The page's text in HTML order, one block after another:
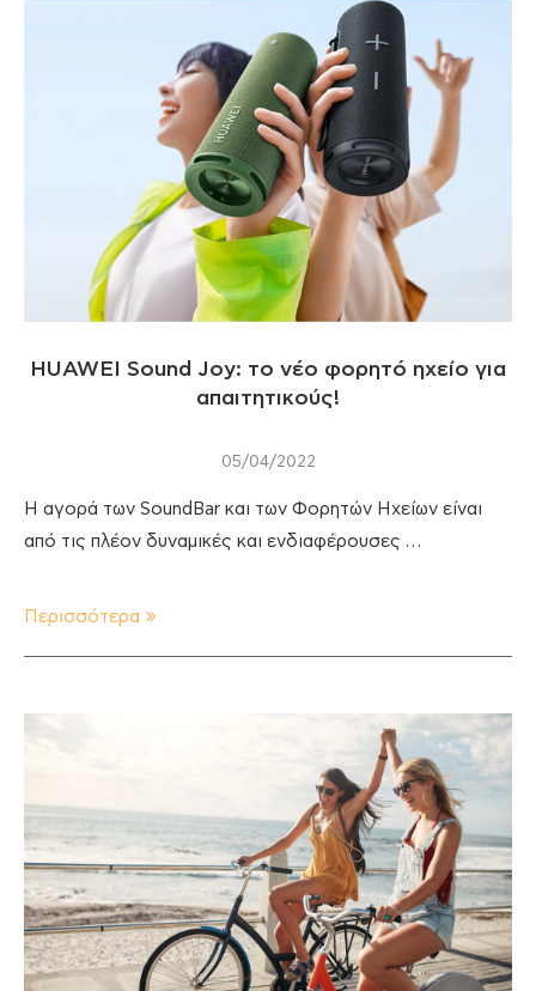
HUAWEI Sound Joy: το νέο φορητό ηχείο για
απαιτητικούς!
05/04/2022
Η αγορά των SoundBar και των Φορητών Ηχείων είναι
από τις πλέον δυναμικές και ενδιαφέρουσες …
Περισσότερα